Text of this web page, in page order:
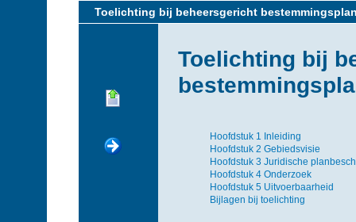
Toelichting bij beheersgericht
Toelichting bij
Hoofdstuk 1 Inleiding
Hoofdstuk 2 Gebiedsvisie
Hoofdstuk 3 Juridische
Hoofdstuk 4 Onderzoek
Hoofdstuk 5 Uitvoerbaarheid
Bijlagen bij toelichting